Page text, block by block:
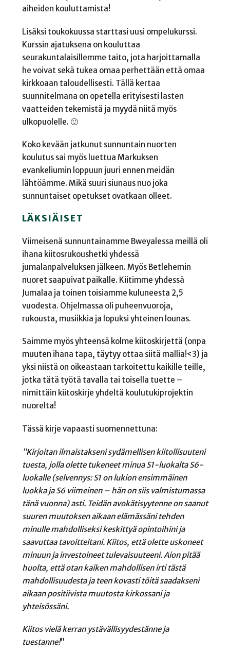
aiheiden kouluttamista!
Lisäksi toukokuussa starttasi uusi ompelukurssi.
Kurssin ajatuksena on kouluttaa
seurakuntalaisillemme taito, jota harjoittamalla
he voivat sekä tukea omaa perhettään että omaa
kirkkoaan taloudellisesti. Tällä kertaa
suunnitelmana on opetella erityisesti lasten
vaatteiden tekemistä ja myydä niitä myös
ulkopuolelle. 🙂
Koko kevään jatkunut sunnuntain nuorten
koulutus sai myös luettua Markuksen
evankeliumin loppuun juuri ennen meidän
lähtöämme. Mikä suuri siunaus nuo joka
sunnuntaiset opetukset ovatkaan olleet.
LÄKSIÄISET
Viimeisenä sunnuntainamme Bweyalessa meillä oli
ihana kiitosrukoushetki yhdessä
jumalanpalveluksen jälkeen. Myös Betlehemin
nuoret saapuivat paikalle. Kiitimme yhdessä
Jumalaa ja toinen toisiamme kuluneesta 2,5
vuodesta. Ohjelmassa oli puheenvuoroja,
rukousta, musiikkia ja lopuksi yhteinen lounas.
Saimme myös yhteensä kolme kiitoskirjettä (onpa
muuten ihana tapa, täytyy ottaa siitä mallia!<3) ja
yksi niistä on oikeastaan tarkoitettu kaikille teille,
jotka tätä työtä tavalla tai toisella tuette –
nimittäin kiitoskirje yhdeltä koulutukiprojektin
nuorelta!
Tässä kirje vapaasti suomennettuna:
”Kirjoitan ilmaistakseni sydämellisen kiitollisuuteni
tuesta, jolla olette tukeneetminua S1-luokalta S6-
luokalle (selvennys: S1 on lukion ensimmäinen
luokka jaS6 viimeinen – hän on siis valmistumassa
tänä vuonna) asti. Teidän avokätisyytenne on saanut
suuren muutoksen aikaan elämässänitehden
minulle mahdolliseksi keskittyä opintoihini ja
saavuttaa tavoitteitani. Kiitos, että olette uskoneet
minuun ja investoineet tulevaisuuteeni. Aion pitää
huolta, että otan kaiken mahdollisen irti tästä
mahdollisuudesta ja teen kovasti töitä saadakseni
aikaan positiivista muutosta kirkossani ja
yhteisössäni.
Kiitos vielä kerran ystävällisyydestänne ja
tuestanne!”